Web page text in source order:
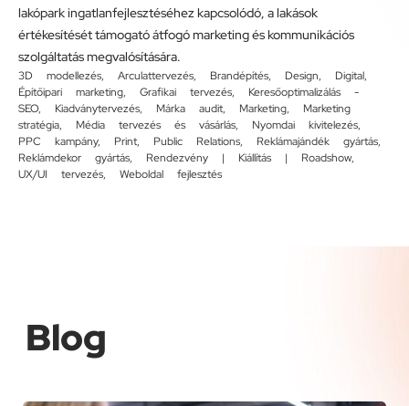
lakópark ingatlanfejlesztéséhez kapcsolódó, a lakások
értékesítését támogató átfogó marketing és kommunikációs
szolgáltatás megvalósítására.
3D modellezés, Arculattervezés, Brandépítés, Design, Digital,
Építőipari marketing, Grafikai tervezés, Keresőoptimalizálás -
SEO, Kiadványtervezés, Márka audit, Marketing, Marketing
stratégia, Média tervezés és vásárlás, Nyomdai kivitelezés,
PPC kampány, Print, Public Relations, Reklámajándék gyártás,
Reklámdekor gyártás, Rendezvény | Kiállítás | Roadshow,
UX/UI tervezés, Weboldal fejlesztés
Blog